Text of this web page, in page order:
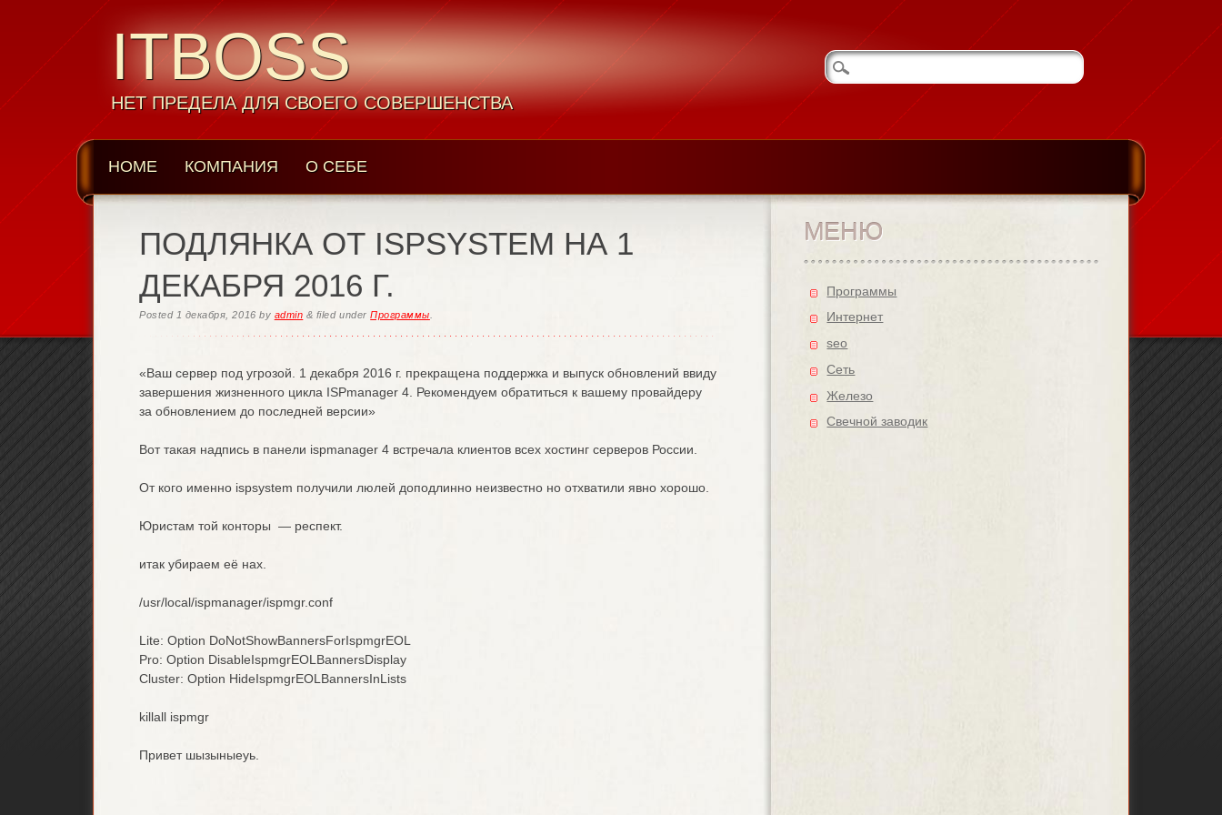
ITBOSS
НЕТ ПРЕДЕЛА ДЛЯ СВОЕГО СОВЕРШЕНСТВА
HOME КОМПАНИЯ О СЕБЕ
ПОДЛЯНКА ОТ ISPSYSTEM НА 1
ДЕКАБРЯ 2016 Г.
Posted 1 декабря, 2016 by admin & filed underПрограммы
«Ваш сервер под угрозой. 1 декабря 2016 г. прекращена поддержка и выпуск обновлений ввиду
завершения жизненного цикла ISPmanager 4. Рекомендуем обратиться к вашему провайдеру
за обновлением до последней версии»
Вот такая надпись в панели ispmanager 4 встречала клиентов всех хостинг серверов России.
От кого именно ispsystem получили люлей доподлинно неизвестно но отхватили явно хорошо.
Юристам той конторы — респект.
итак убираем её нах.
/usr/local/ispmanager/ispmgr.conf
Lite: Option DoNotShowBannersForIspmgrEOL
Pro: Option DisableIspmgrEOLBannersDisplay
Cluster: Option HideIspmgrEOLBannersInLists
killall ispmgr
Привет шызыныеуь.
МЕНЮ
Программы
Интернет
seo
Cеть
Железо
Свечной заводик